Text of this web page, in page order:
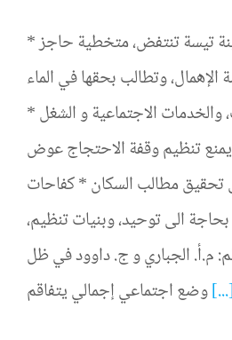
* الجماهير الشعبية بمدينة تيسة تنتفض، متخطية حاجز
وتطالب بحقها في الماء
والخدمات الاجتماعية و الشغل *
تنظيم وقفة الاحتجاج عوض
تحقيق مطالب السكان * كفاحات
بحاجة الى توحيد، وبنيات تنظيم،
م.أ. الجباري و ج. داوود في ظل